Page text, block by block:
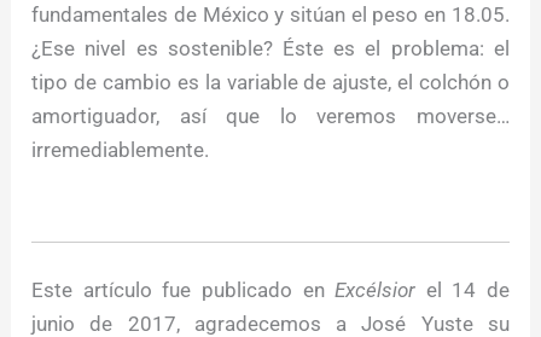
fundamentales de México y sitúan el peso en 18.05.
¿Ese nivel es sostenible? Éste es el problema: el
tipo de cambio es la variable de ajuste, el colchón o
amortiguador, así que lo veremos moverse…
irremediablemente.
Este artículo fue publicado enExcélsior el 14 de
junio de 2017, agradecemos a José Yuste su